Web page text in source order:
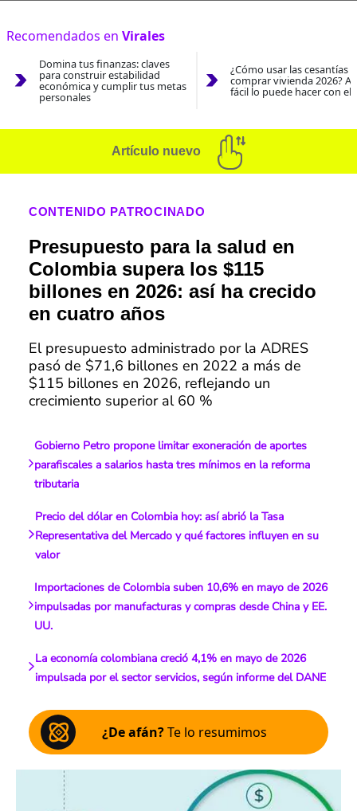
Recomendados en Virales
Domina tus finanzas: claves
para construir estabilidad
económica y cumplir tus metas
personales
¿Cómo usar las cesantías
comprar vivienda 2026?
fácil lo puede hacer con el
Artículo nuevo
CONTENIDO PATROCINADO
Presupuesto para la salud en
Colombia supera los $115
billones en 2026: así ha crecido
en cuatro años
El presupuesto administrado por la ADRES
pasó de $71,6 billones en 2022 a más de
$115 billones en 2026, reflejando un
crecimiento superior al 60 %
Gobierno Petro propone limitar exoneración de aportes
parafiscales a salarios hasta tres mínimos en la reforma
tributaria
Precio del dólar en Colombia hoy: así abrió la Tasa
Representativa del Mercado y qué factores influyen en su
valor
Importaciones de Colombia suben 10,6% en mayo de 2026
impulsadas por manufacturas y compras desde China y EE.
UU.
La economía colombiana creció 4,1% en mayo de 2026
impulsada por el sector servicios, según informe del DANE
¿De afán?Te lo resumimos